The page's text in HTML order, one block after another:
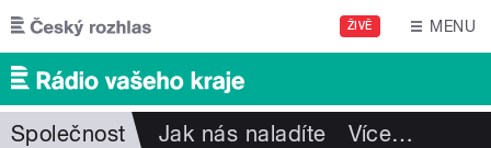
Přejít k hlavnímu obsahu
ŽIVĚ MENU
Společnost Jak nás naladíte Více…